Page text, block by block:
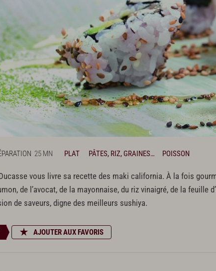
25 MN PLAT PÂTES, RIZ, GRAINES… POISSON
vous livre sa recette des maki california. À la fois
de l’avocat, de la mayonnaise, du riz vinaigré, de la
de saveurs, digne des meilleurs sushiya.
AJOUTER AUX FAVORIS